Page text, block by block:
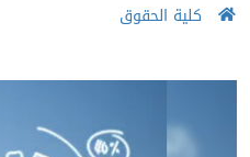
كلية الحقوق